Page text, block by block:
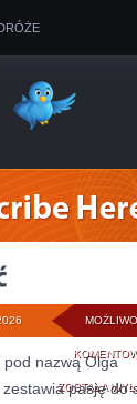
ZOSTAŁA
nazwą Olga
pasję do